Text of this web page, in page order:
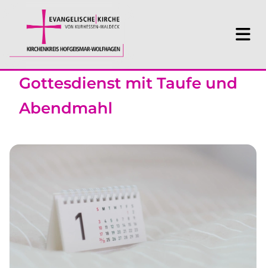
Gottesdienst mit Taufe und
Abendmahl